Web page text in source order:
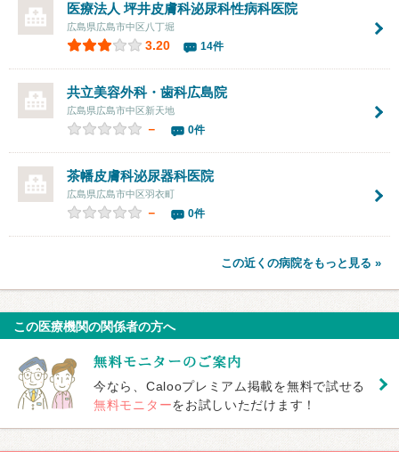
医療法人坪井皮膚科泌尿科性病科医院
広島県広島市中区八丁堀
3.20 14件
共立美容外科・歯科広島院
広島県広島市中区新天地
－ 0件
茶幡皮膚科泌尿器科医院
広島県広島市中区羽衣町
－ 0件
この近くの病院をもっと見る »
この医療機関の関係者の方へ
今なら、Calooプレミアム掲載を無料で試せる
無料モニターをお試しいただけます！